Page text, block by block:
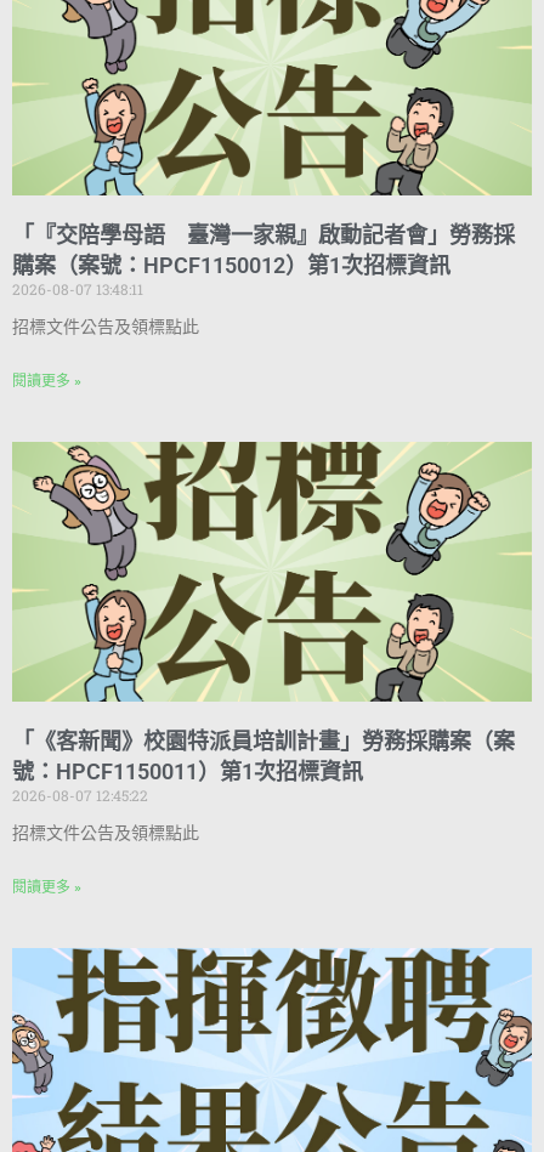
「『交陪學母語 臺灣一家親』啟動記者會」勞務採
購案（案號：HPCF1150012）第1次招標資訊
2026-08-07 13:48:11
招標文件公告及領標點此
閱讀更多 »
「《客新聞》校園特派員培訓計畫」勞務採購案（案
號：HPCF1150011）第1次招標資訊
2026-08-07 12:45:22
招標文件公告及領標點此
閱讀更多 »